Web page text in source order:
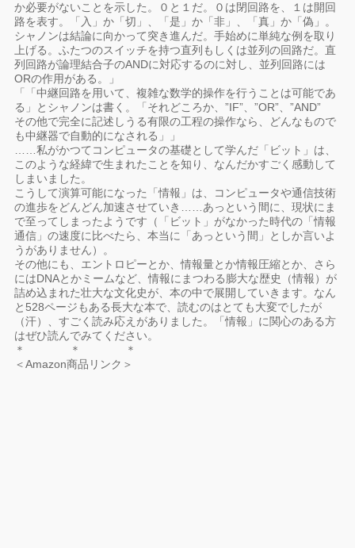
か必要がないことを示した。０と１だ。０は閉回路を、１は開回
路を表す。「入」か「切」、「是」か「非」、「真」か「偽」。
シャノンは結論に向かって突き進んだ。手始めに単純な例を取り
上げる。ふたつのスイッチを持つ直列もしくは並列の回路だ。直
列回路が論理結合子のANDに対応するのに対し、並列回路には
ORの作用がある。」
「「中継回路を用いて、複雑な数学的操作を行うことは可能であ
る」とシャノンは書く。「それどころか、”IF”、”OR”、”AND”
その他で完全に記述しうる有限の工程の操作なら、どんなもので
も中継器で自動的になされる」」
……私がかつてコンピュータの基礎として学んだ「ビット」は、
このような経緯で生まれたことを知り、なんだかすごく感動して
しまいました。
こうして演算可能になった「情報」は、コンピュータや通信技術
の進歩をどんどん加速させていき……あっという間に、現状にま
で至ってしまったようです（「ビット」がなかった時代の「情報
通信」の速度に比べたら、本当に「あっという間」としか言いよ
うがありません）。
その他にも、エントロピーとか、情報量とか情報圧縮とか、さら
にはDNAとかミームなど、情報にまつわる膨大な歴史（情報）が
詰め込まれた壮大な文化史が、本の中で展開していきます。なん
と528ページもある長大な本で、読むのはとても大変でしたが
（汗）、すごく読み応えがありました。「情報」に関心のある方
はぜひ読んでみてください。
＊ ＊ ＊
＜Amazon商品リンク＞